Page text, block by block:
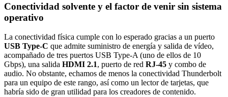
Conectividad solvente y el factor de venir sin sistema
operativo
La conectividad física cumple con lo esperado gracias a un puerto
USB Type-C que admite suministro de energía y salida de vídeo,
acompañado de tres puertos USB Type-A (uno de ellos de 10
Gbps), una salida HDMI 2.1, puerto de red RJ-45 y combo de
audio. No obstante, echamos de menos la conectividad Thunderbolt
para un equipo de este rango, así como un lector de tarjetas, que
habría sido de gran utilidad para los creadores de contenido.